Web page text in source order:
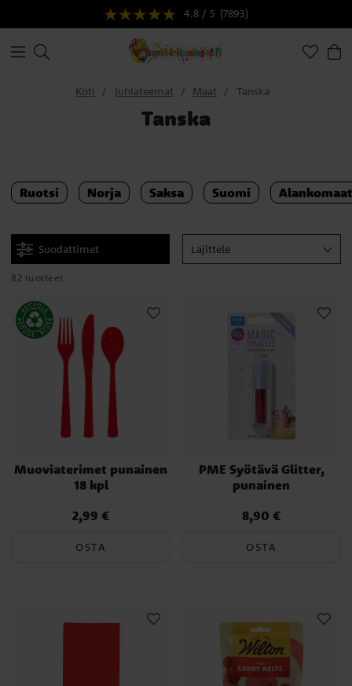
4.8 / 5 (7893)
Koti Juhlateemat Maat Tanska
Tanska
Ruotsi Norja Saksa Suomi Alankomaat
Suodattimet Lajittele
82 tuotteet
Muoviaterimet punainen
18 kpl
Hinta:2,99 €
2,99 €
OSTA
PME Syötävä Glitter,
punainen
Hinta:8,90 €
8,90 €
OSTA